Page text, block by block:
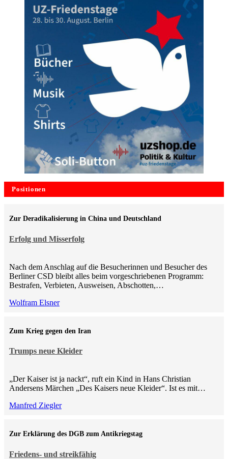
Positionen
Erfolg und Misserfolg
Zur Deradikalisierung in China und Deutschland
Nach dem Anschlag auf die Besucherinnen und Besucher des
Berliner CSD bleibt alles beim vorgeschriebenen Programm:
Bestrafen, Verbieten, Ausweisen, Abschotten,…
Wolfram Elsner
Trumps neue Kleider
Zum Krieg gegen den Iran
„Der Kaiser ist ja nackt“, ruft ein Kind in Hans Christian
Andersens Märchen „Des Kaisers neue Kleider“. Ist es mit…
Manfred Ziegler
Friedens- und streikfähig
Zur Erklärung des DGB zum Antikriegstag